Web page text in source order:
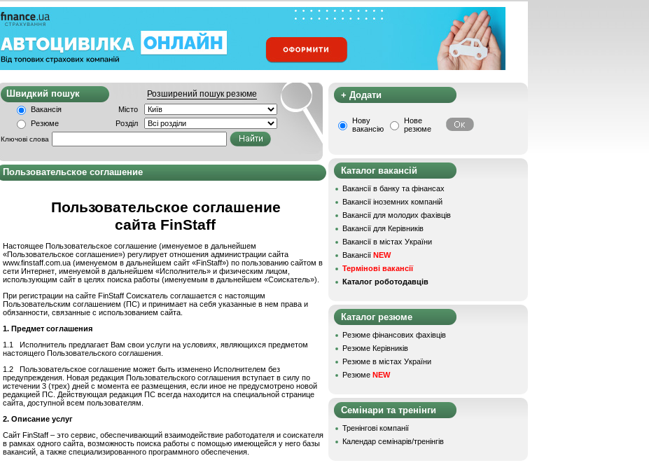
Швидкий пошук Розширений пошук резюме
Вакансія
Місто
Резюме
Розділ
Ключові слова
Пользовательское соглашение
Пользовательское соглашение
сайта FinStaff
Настоящее Пользовательское соглашение (именуемое в дальнейшем
«Пользовательское соглашение») регулирует отношения администрации сайта
www.finstaff.com.ua (именуемом в дальнейшем сайт «FinStaff») по пользованию сайтом в
сети Интернет именуемой в дальнейшем «Исполнитель» и физическим лицом,
использующим сайт в целях поиска работы (именуемым в дальнейшем «Соискатель»).
При регистрации на сайте FinStaff Соискатель соглашается с настоящим
Пользовательским соглашением (ПС) и принимает на себя указанные в нем права и
обязанности, связанные с использованием сайта.
1. Предмет соглашения
1.1 Исполнитель предлагает Вам свои услуги на условиях, являющихся предметом
настоящего Пользовательского соглашения.
1.2 Пользовательское соглашение может быть изменено Исполнителем без
предупреждения. Новая редакция Пользовательского соглашения вступает в силу по
истечении 3 (трех) дней с момента ее размещения, если иное не предусмотрено новой
редакцией ПС. Действующая редакция ПС всегда находится на специальной странице
сайта, доступной всем пользователям.
2. Описание услуг
Сайт FinStaff – это сервис, обеспечивающий взаимодействие работодателя и соискателя
в рамках одного сайта, возможность поиска работы с помощью имеющейся у него базы
вакансий, а также специализированного программного обеспечения.
+ Додати
Нову
вакансію
Нове
резюме
Каталог вакансій
Вакансії в банку та фінансах
Вакансії іноземних компаній
Вакансії для молодих фахівців
Вакансії для Керівників
Вакансії в містах України
Вакансії NEW
Термінові вакансії
Каталог роботодавців
Каталог резюме
Резюме фінансових фахівців
Резюме Керівників
Резюме в містах України
Резюме NEW
Семінари та тренінги
Тренінгові компанії
Календар семінарів/тренінгів